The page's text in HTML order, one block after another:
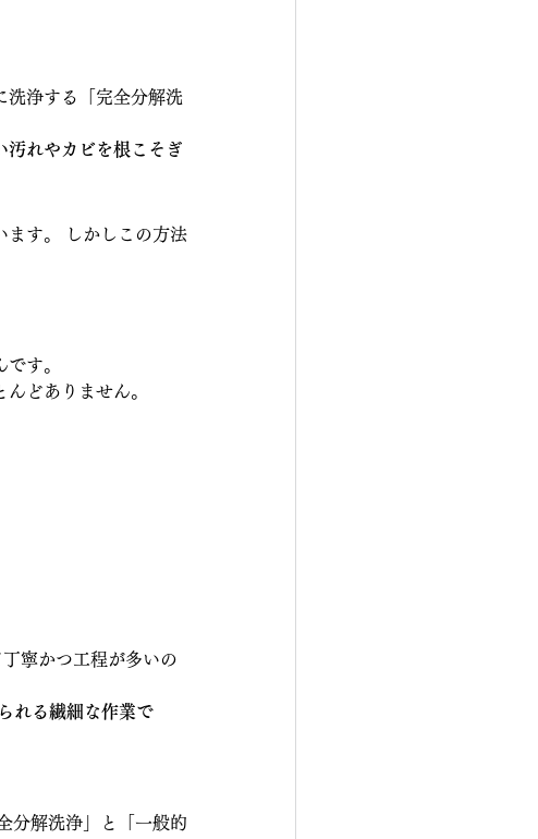
洗浄する「完全分解洗
汚れやカビを根こそぎ
す。 しかしこの方法
です。
どありません。
寧かつ工程が多いの
れる繊細な作業で
分解洗浄」と「一般的